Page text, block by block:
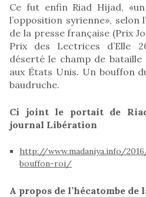
Ce fut enfin Riad Hijad,
l’opposition syrienne», selon
de la presse française (Prix
Prix des Lectrices d’Elle
déserté le champ de
aux États Unis. Un bouffon
baudruche.
Ci joint le portait de
journal Libération
http://www.madaniya.info/
bouffon-roi/
A propos de l’hécatombe de